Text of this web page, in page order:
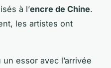
à l’encre de Chine.
les artistes ont
essor avec l’arrivée